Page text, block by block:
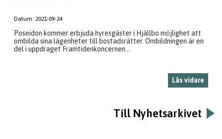
Datum: 2021-09-24
Poseidon kommer erbjuda hyresgäster i Hjällbo möjlighet att
ombilda sina lägenheter till bostadsrätter. Ombildningen är en
del i uppdraget Framtidenkoncernen...
Läs vidare
Till Nyhetsarkivet